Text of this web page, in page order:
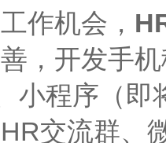
作机会，
，开发手
小程序（
交流群、